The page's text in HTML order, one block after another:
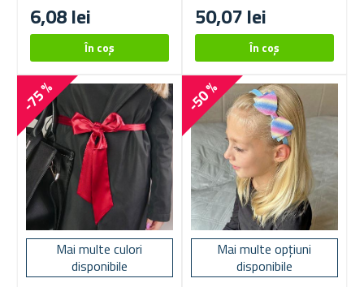
6,08 lei 50,07 lei
-75 %
Mai multe culori
disponibile
-50 %
Mai multe opțiuni
disponibile